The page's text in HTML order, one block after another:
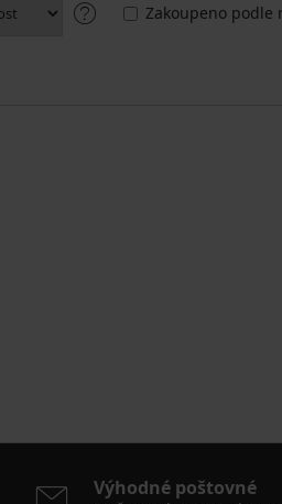
Zakoupeno podle
Výhodné poštovné